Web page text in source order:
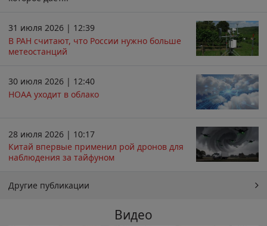
31 июля 2026 | 12:39
В РАН считают, что России нужно больше
метеостанций
30 июля 2026 | 12:40
НОАА уходит в облако
28 июля 2026 | 10:17
Китай впервые применил рой дронов для
наблюдения за тайфуном
Другие публикации
Видео